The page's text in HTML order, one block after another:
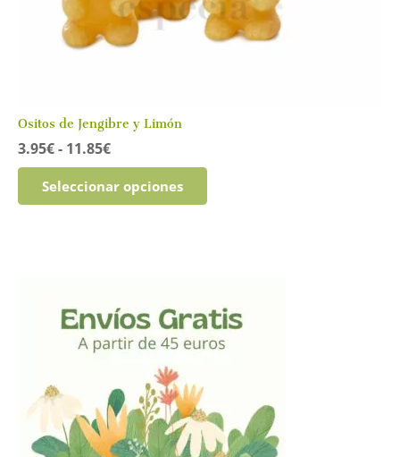
de
producto
Ositos de Jengibre y Limón
3.95€ - 11.85€Rango
de
precios:
desde
Seleccionar opciones
se
pueden
elegir
página
de